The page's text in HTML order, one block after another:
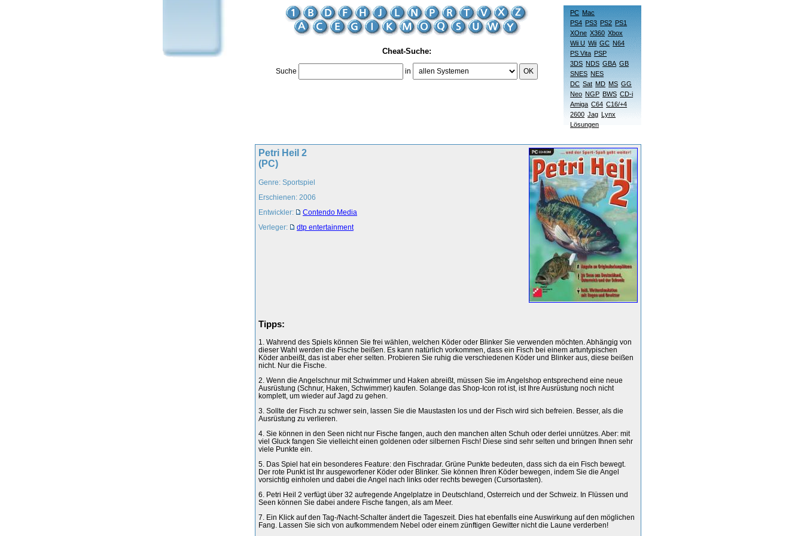
Cheat-Suche:
Suche in OK
PC Mac
PS4 PS3 PS2 PS1
XOne X360 Xbox
Wii U Wii GC N64
PS Vita PSP
3DS NDS GBA GB
SNES NES
DC Sat MD MS GG
Neo NGP BWS CD-i
Amiga C64 C16/+4
2600 Jag Lynx
Lösungen
Petri Heil 2
(PC)
Genre: Sportspiel
Erschienen: 2006
Entwickler:
Contendo Media
Verleger:
dtp entertainment
Tipps:
1. Wahrend des Spiels können Sie frei wählen, welchen Köder oder Blinker Sie verwenden möchten. Abhängig von
dieser Wahl werden die Fische beißen. Es kann natürlich vorkommen, dass ein Fisch bei einem artuntypischen
Köder anbeißt, das ist aber eher selten. Probieren Sie ruhig die verschiedenen Köder und Blinker aus, diese beißen
nicht. Nur die Fische.
2. Wenn die Angelschnur mit Schwimmer und Haken abreißt, müssen Sie im Angelshop entsprechend eine neue
Ausrüstung (Schnur, Haken, Schwimmer) kaufen. Solange das Shop-Icon rot ist, ist Ihre Ausrüstung noch nicht
komplett, um wieder auf Jagd zu gehen.
3. Sollte der Fisch zu schwer sein, lassen Sie die Maustasten los und der Fisch wird sich befreien. Besser, als die
Ausrüstung zu verlieren.
4. Sie können in den Seen nicht nur Fische fangen, auch den manchen alten Schuh oder derlei unnützes. Aber: mit
viel Gluck fangen Sie vielleicht einen goldenen oder silbernen Fisch! Diese sind sehr selten und bringen Ihnen sehr
viele Punkte ein.
5. Das Spiel hat ein besonderes Feature: den Fischradar. Grüne Punkte bedeuten, dass sich da ein Fisch bewegt.
Der rote Punkt ist Ihr ausgeworfener Köder oder Blinker. Sie können Ihren Köder bewegen, indem Sie die Angel
vorsichtig einholen und dabei die Angel nach links oder rechts bewegen (Cursortasten).
6. Petri Heil 2 verfügt über 32 aufregende Angelplatze in Deutschland, Osterreich und der Schweiz. In Flüssen und
Seen können Sie dabei andere Fische fangen, als am Meer.
7. Ein Klick auf den Tag-/Nacht-Schalter ändert die Tageszeit. Dies hat ebenfalls eine Auswirkung auf den möglichen
Fang. Lassen Sie sich von aufkommendem Nebel oder einem zünftigen Gewitter nicht die Laune verderben!